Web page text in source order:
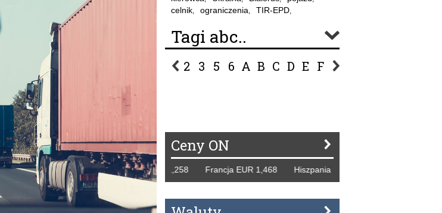
celnik, ograniczenia, TIR-EPD,
Tagi abc..
2 3 5 6 A B C D E F G
Ceny ON
Tydzień 42/2019 r. Niemcy EUR 1,258 Francja EUR 1,468 Hiszpania EUR 1,229 WB GBP 1,318